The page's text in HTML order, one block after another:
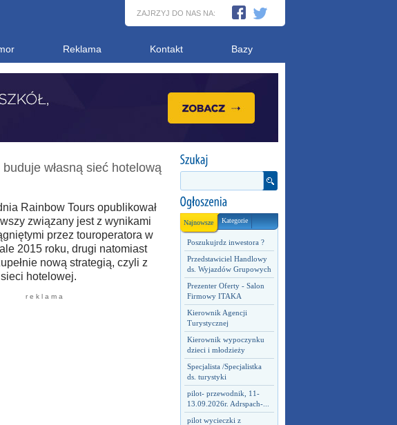
ZAJRZYJ DO NAS NA:
Reklama Kontakt Bazy
Najnowsze Kategorie
Poszukujrdz inwestora ?
Przedstawiciel Handlowy
ds. Wyjazdów Grupowych
Prezenter Oferty - Salon
Firmowy ITAKA
Kierownik Agencji
Turystycznej
Kierownik wypoczynku
dzieci i młodzieży
Specjalista /Specjalistka
ds. turystyki
pilot- przewodnik, 11-
13.09.2026r. Adrspach-...
pilot wycieczki z
własną sieć hotelową
Rainbow Tours opublikował
związany jest z wynikami
przez touroperatora w
2015 roku, drugi natomiast
nową strategią, czyli z
hotelowej.
r e k l a m a